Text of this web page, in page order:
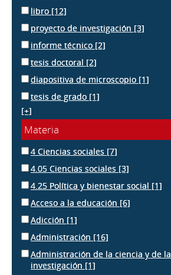
libro [12]
proyecto de investigación [3]
informe técnico [2]
tesis doctoral [2]
diapositiva de microscopio [1]
tesis de grado [1]
[+]
Materia
4 Ciencias sociales [7]
4.05 Ciencias sociales [3]
4.25 Política y bienestar social [1]
Acceso a la educación [6]
Adicción [1]
Administración [16]
Administración de la ciencia y de la
investigación [1]